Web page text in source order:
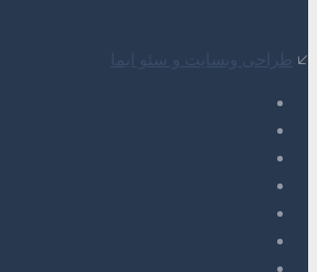
🡧 طراحی وبسایت و سئو ایما